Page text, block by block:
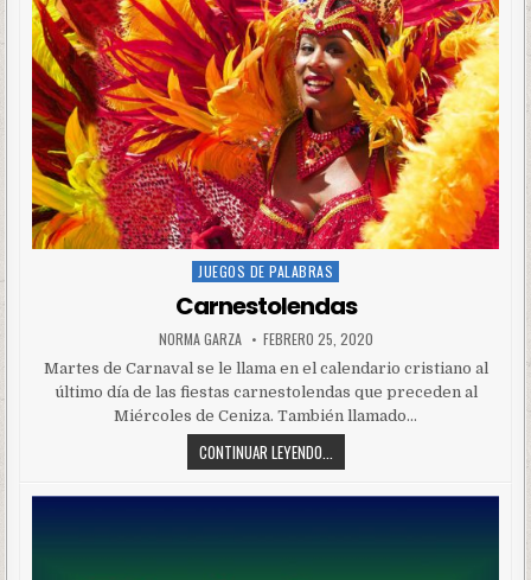
Posted
JUEGOS DE PALABRAS
Carnestolendas
NORMA GARZA FEBRERO 25, 2020
Martes de Carnaval se le llama en el calendario cristiano al
último día de las fiestas carnestolendas que preceden al
Miércoles de Ceniza. También llamado…
CONTINUAR LEYENDO...